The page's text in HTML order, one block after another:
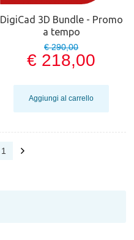
DigiCad 3D Bundle - Promo
a tempo
€ 290,00
€ 218,00
Aggiungi al carrello
1